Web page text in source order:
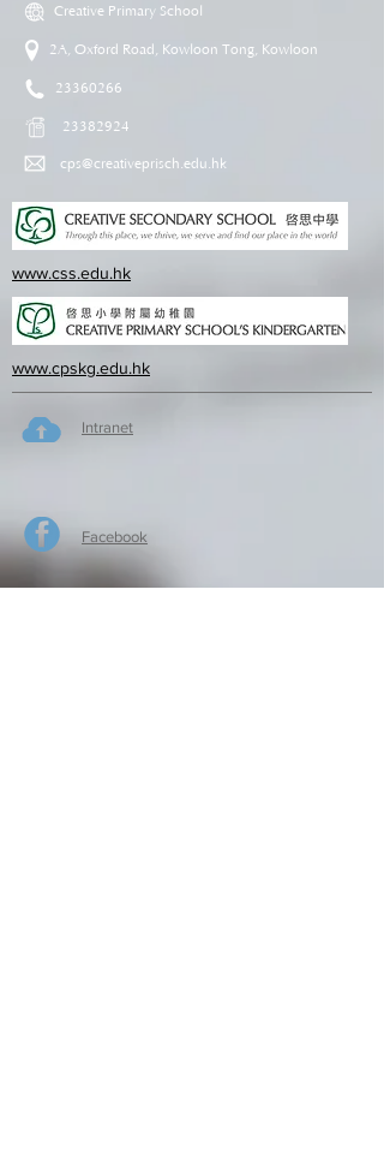
Creative Primary School
2A, Oxford Road, Kowloon Tong, Kowloon
23360266
23382924
cps@creativeprisch.edu.hk
www.css.edu.hk
www.cpskg.edu.hk
Intranet
Facebook